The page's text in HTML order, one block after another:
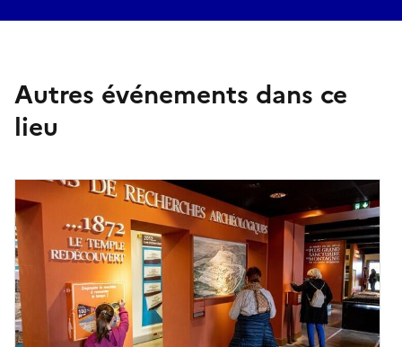
Autres événements dans ce
lieu